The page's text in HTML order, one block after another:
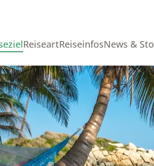
ReiseartReiseinfosNews &